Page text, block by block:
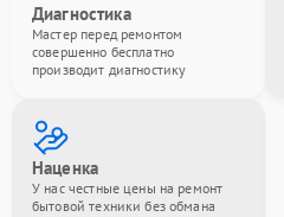
Диагностика
Мастер перед ремонтом
совершенно бесплатно
производит диагностику
Наценка
У нас честные цены на ремонт
бытовой техники без обмана